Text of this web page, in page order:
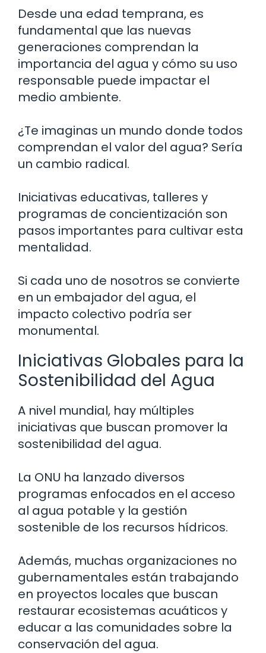
Desde una edad temprana, es
fundamental que las nuevas
generaciones comprendan la
importancia del agua y cómo su uso
responsable puede impactar el
medio ambiente.
¿Te imaginas un mundo donde todos
comprendan el valor del agua? Sería
un cambio radical.
Iniciativas educativas, talleres y
programas de concientización son
pasos importantes para cultivar esta
mentalidad.
Si cada uno de nosotros se convierte
en un embajador del agua, el
impacto colectivo podría ser
monumental.
Iniciativas Globales para la
Sostenibilidad del Agua
A nivel mundial, hay múltiples
iniciativas que buscan promover la
sostenibilidad del agua.
La ONU ha lanzado diversos
programas enfocados en el acceso
al agua potable y la gestión
sostenible de los recursos hídricos.
Además, muchas organizaciones no
gubernamentales están trabajando
en proyectos locales que buscan
restaurar ecosistemas acuáticos y
educar a las comunidades sobre la
conservación del agua.